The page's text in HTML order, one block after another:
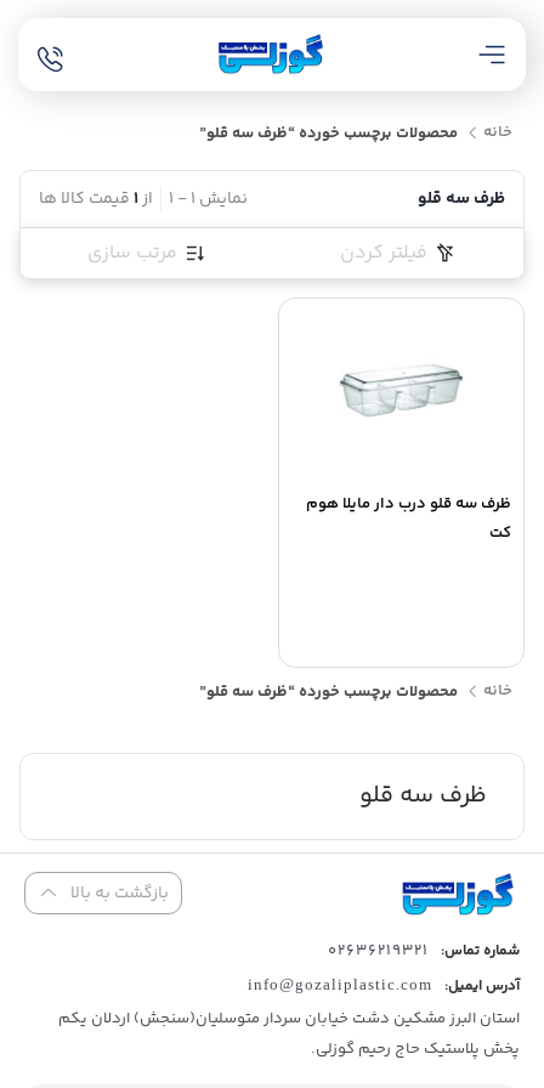
خانه محصولات برچسب خورده “ظرف سه قلو”
ظرف سه قلو نمایش 1
-
1 از1قیمت کالا ها
فیلتر کردن مرتب سازی
ظرف سه قلو درب دار مایلا هوم
کت
خانه محصولات برچسب خورده “ظرف سه قلو”
ظرف سه قلو
بازگشت به بالا
شماره تماس: 02636219321
آدرس ایمیل: info@gozaliplastic.com
استان البرز مشکین دشت خیابان سردار متوسلیان(سنجش) اردلان یکم
پخش پلاستیک حاج رحیم گوزلی.